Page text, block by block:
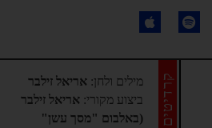
קרדיטים מילים ולחן: אריאל זילבר
ביצוע מקורי: אריאל זילבר
(באלבום "מסך עשן"